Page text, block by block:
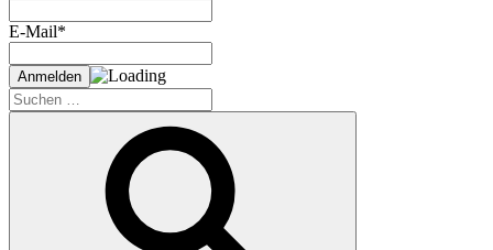
E-Mail*
Suche
nach: